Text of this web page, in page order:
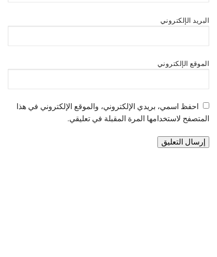
البريد الإلكتروني
الموقع الإلكتروني
احفظ اسمي، بريدي الإلكتروني، والموقع الإلكتروني في هذا
المتصفح لاستخدامها المرة المقبلة في تعليقي.